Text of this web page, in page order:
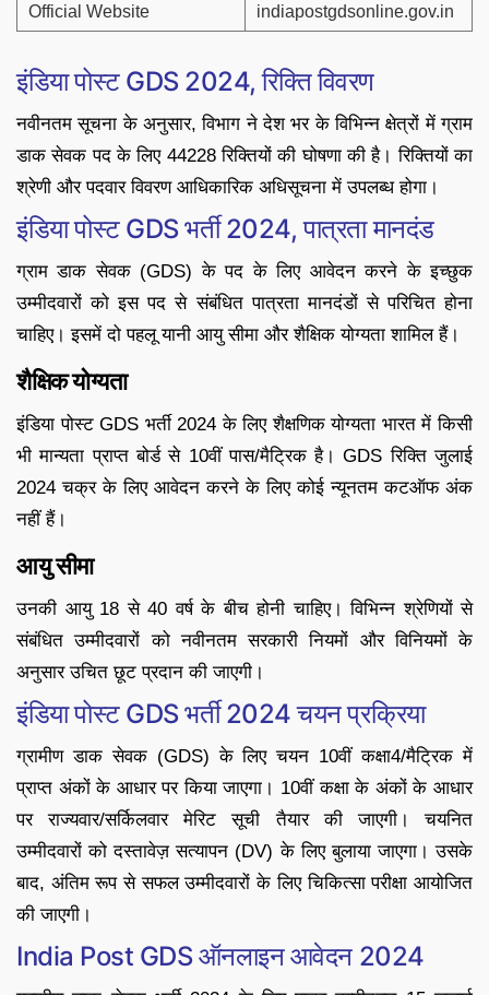
Official Website indiapostgdsonline.gov.in
इंडिया पोस्ट GDS 2024, रिक्ति विवरण
नवीनतम सूचना के अनुसार, विभाग ने देश भर के विभिन्न क्षेत्रों में ग्राम
डाक सेवक पद के लिए 44228 रिक्तियों की घोषणा की है। रिक्तियों का
श्रेणी और पदवार विवरण आधिकारिक अधिसूचना में उपलब्ध होगा।
इंडिया पोस्ट GDS भर्ती 2024, पात्रता मानदंड
ग्राम डाक सेवक (GDS) के पद के लिए आवेदन करने के इच्छुक
उम्मीदवारों को इस पद से संबंधित पात्रता मानदंडों से परिचित होना
चाहिए। इसमें दो पहलू यानी आयु सीमा और शैक्षिक योग्यता शामिल हैं।
शैक्षिक योग्यता
इंडिया पोस्ट GDS भर्ती 2024 के लिए शैक्षणिक योग्यता भारत में किसी
भी मान्यता प्राप्त बोर्ड से 10वीं पास/मैट्रिक है। GDS रिक्ति जुलाई
2024 चक्र के लिए आवेदन करने के लिए कोई न्यूनतम कटऑफ अंक
नहीं हैं।
आयु सीमा
उनकी आयु 18 से 40 वर्ष के बीच होनी चाहिए। विभिन्न श्रेणियों से
संबंधित उम्मीदवारों को नवीनतम सरकारी नियमों और विनियमों के
अनुसार उचित छूट प्रदान की जाएगी।
इंडिया पोस्ट GDS भर्ती 2024 चयन प्रक्रिया
ग्रामीण डाक सेवक (GDS) के लिए चयन 10वीं कक्षा4/मैट्रिक में
प्राप्त अंकों के आधार पर किया जाएगा। 10वीं कक्षा के अंकों के आधार
पर राज्यवार/सर्किलवार मेरिट सूची तैयार की जाएगी। चयनित
उम्मीदवारों को दस्तावेज़ सत्यापन (DV) के लिए बुलाया जाएगा। उसके
बाद, अंतिम रूप से सफल उम्मीदवारों के लिए चिकित्सा परीक्षा आयोजित
की जाएगी।
India Post GDS ऑनलाइन आवेदन 2024